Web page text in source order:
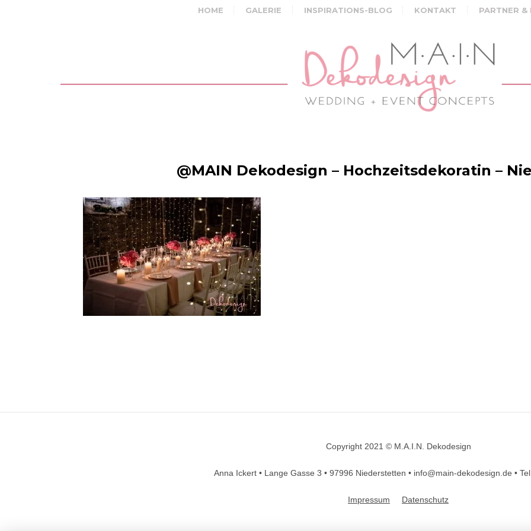
HOME GALERIE INSPIRATIONS-BLOG KONTAKT PARTNER &
@MAIN Dekodesign – Hochzeitsdekoratin –
Designed byDesignHooks
Copyright 2021 © M.A.I.N. Dekodesign
Anna Ickert • Lange Gasse 3 • 97996 Niederstetten • info@main-dekodesign.de •
Impressum Datenschutz